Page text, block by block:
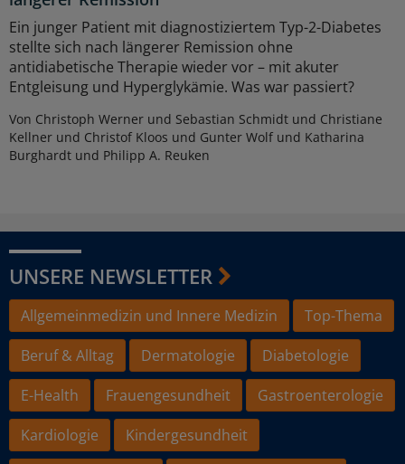
Ein junger Patient mit diagnostiziertem Typ-2-Diabetes
stellte sich nach längerer Remission ohne
antidiabetische Therapie wieder vor – mit akuter
Entgleisung und Hyperglykämie. Was war passiert?
Von Christoph Werner und Sebastian Schmidt und Christiane
Kellner und Christof Kloos und Gunter Wolf und Katharina
Burghardt und Philipp A. Reuken
UNSERE NEWSLETTER
Allgemeinmedizin und Innere Medizin
Top-Thema
Beruf & Alltag
Dermatologie
Diabetologie
E-Health
Frauengesundheit
Gastroenterologie
Kardiologie
Kindergesundheit